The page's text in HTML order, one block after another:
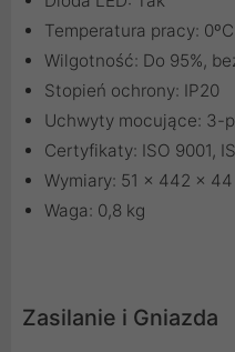
Temperatura pracy:
Wilgotność: Do 95%,
Stopień ochrony: IP20
Uchwyty mocujące: 3-
Certyfikaty: ISO 9001,
Wymiary: 51 × 442 × 44
Waga: 0,8 kg
Zasilanie i Gniazda